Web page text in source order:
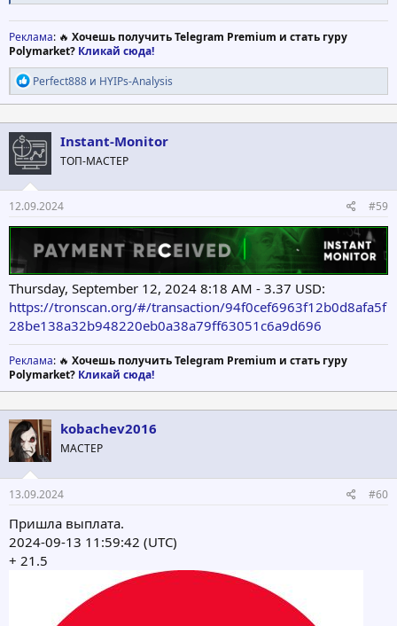
Реклама: 🔥 Хочешь получить Telegram Premium и стать гуру
Polymarket? Кликай сюда!
Р
е
а
к
ц
и
и
:
Perfect888 и HYIPs-Analysis
Instant-Monitor
ТОП-МАСТЕР
12.09.2024 #59
Thursday, September 12, 2024 8:18 AM - 3.37 USD:
https://tronscan.org/#/transaction/94f0cef6963f12b0d8afa5f
28be138a32b948220eb0a38a79ff63051c6a9d696
Реклама: 🔥 Хочешь получить Telegram Premium и стать гуру
Polymarket? Кликай сюда!
kobachev2016
МАСТЕР
13.09.2024 #60
Пришла выплата.
2024-09-13 11:59:42 (UTC)
+ 21.5